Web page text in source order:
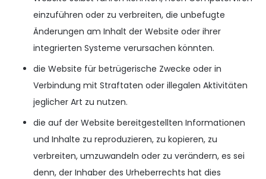
einzuführen oder zu verbreiten, die unbefugte
Änderungen am Inhalt der Website oder ihrer
integrierten Systeme verursachen könnten.
die Website für betrügerische Zwecke oder in
Verbindung mit Straftaten oder illegalen Aktivitäten
jeglicher Art zu nutzen.
die auf der Website bereitgestellten Informationen
und Inhalte zu reproduzieren, zu kopieren, zu
verbreiten, umzuwandeln oder zu verändern, es sei
denn, der Inhaber des Urheberrechts hat dies